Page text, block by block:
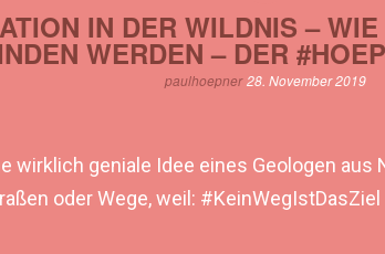
IN DER WILDNIS –
WERDEN – DER
paulhoepner 28. November 2019
wirklich geniale Idee eines Geologen
oder Wege, weil: #KeinWegIstDasZiel